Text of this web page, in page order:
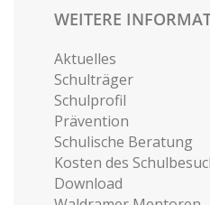
WEITERE
Aktuelles
Schulträger
Schulprofil
Prävention
Schulische Beratung
Kosten des
Download